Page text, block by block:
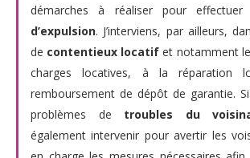
démarches à réaliser pour
d’expulsion. J’interviens, par ailleurs,
de contentieux locatif et notamment
charges locatives, à la réparation
remboursement de dépôt de garantie.
problèmes de troubles du
également intervenir pour avertir les